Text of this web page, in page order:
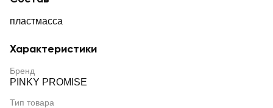
пластмасса
Характеристики
Бренд
PINKY PROMISE
Тип товара